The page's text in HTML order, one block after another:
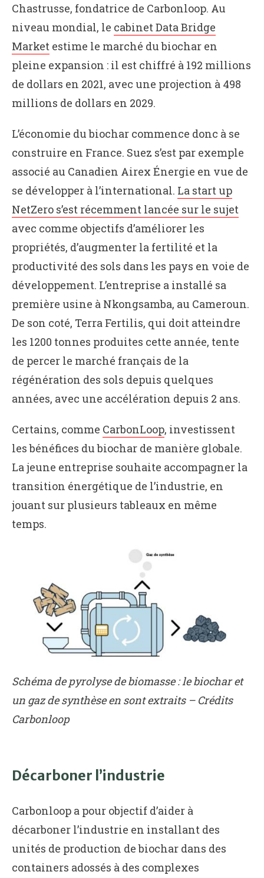
Chastrusse, fondatrice de Carbonloop. Au
niveau mondial, le cabinet Data Bridge
Market estime le marché du biochar en
pleine expansion : il est chiffré à 192 millions
de dollars en 2021, avec une projection à 498
millions de dollars en 2029.
L’économie du biochar commence donc à se
construire en France. Suez s’est par exemple
associé au Canadien Airex Énergie en vue de
se développer à l’international. La start up
NetZero s’est récemment lancée sur le sujet
avec comme objectifs d’améliorer les
propriétés, d’augmenter la fertilité et la
productivité des sols dans les pays en voie de
développement. L’entreprise a installé sa
première usine à Nkongsamba, au Cameroun.
De son coté, Terra Fertilis, qui doit atteindre
les 1200 tonnes produites cette année, tente
de percer le marché français de la
régénération des sols depuis quelques
années, avec une accélération depuis 2 ans.
Certains, comme CarbonLoop, investissent
les bénéfices du biochar de manière globale.
La jeune entreprise souhaite accompagner la
transition énergétique de l’industrie, en
jouant sur plusieurs tableaux en même
temps.
Schéma de pyrolyse de biomasse : le biochar et
un gaz de synthèse en sont extraits – Crédits
Carbonloop
Décarboner l’industrie
Carbonloop a pour objectif d’aider à
décarboner l’industrie en installant des
unités de production de biochar dans des
containers adossés à des complexes